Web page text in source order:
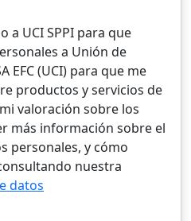
a UCI SPPI para que
a Unión de
EFC (UCI) para que me
productos y servicios de
valoración sobre los
más información sobre el
personales, y cómo
nuestra
datos